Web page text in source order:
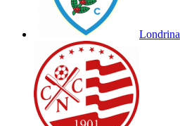
Londrina